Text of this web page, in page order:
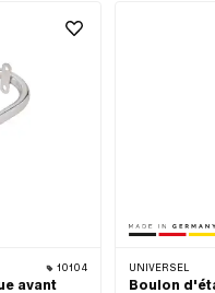
10104
avant
UNIVERSEL
Boulon